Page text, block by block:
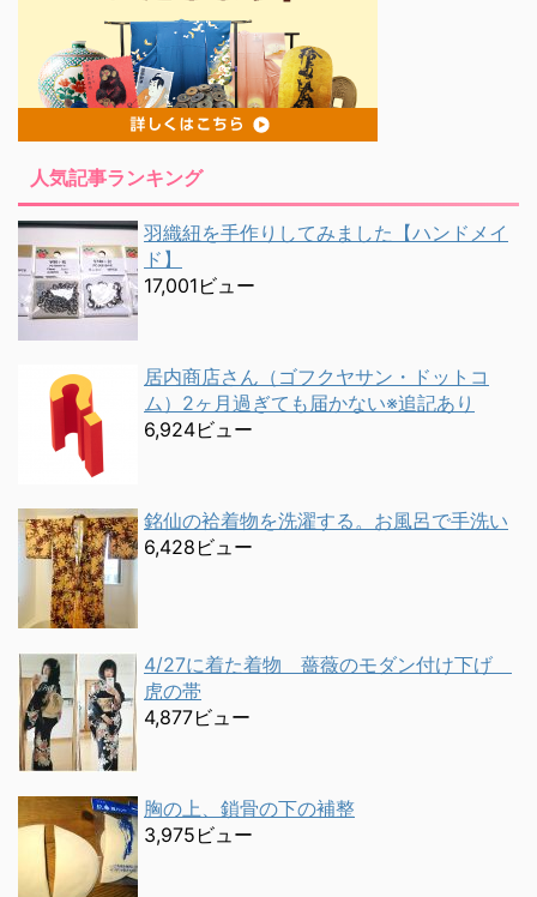
人気記事ランキング
羽織紐を手作りしてみました【ハンドメイ
ド】
17,001ビュー
居内商店さん（ゴフクヤサン・ドットコ
ム）2ヶ月過ぎても届かない※追記あり
6,924ビュー
銘仙の袷着物を洗濯する。お風呂で手洗い
6,428ビュー
4/27に着た着物 薔薇のモダン付け下げ
虎の帯
4,877ビュー
胸の上、鎖骨の下の補整
3,975ビュー